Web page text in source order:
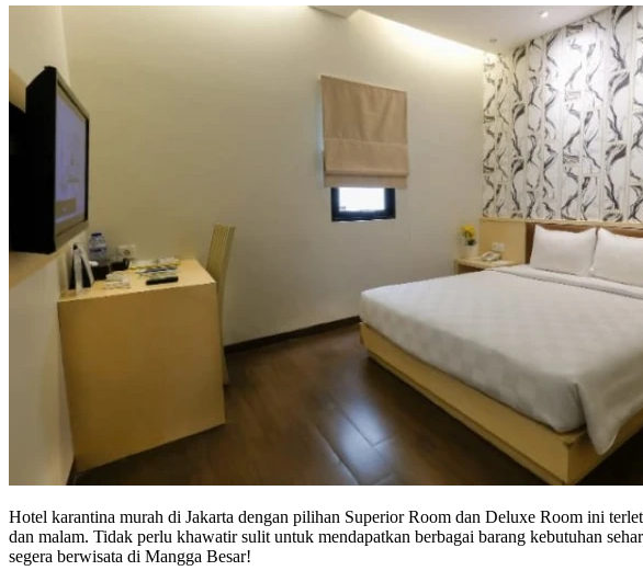
Hotel karantina murah di Jakarta dengan pilihan Superior Room dan Deluxe Room ini
dan malam. Tidak perlu khawatir sulit untuk mendapatkan berbagai barang kebutuhan
segera berwisata di Mangga Besar!